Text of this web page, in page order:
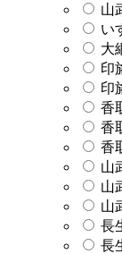
山
い
大
印
印
香
香
香
山
山
山
長
長